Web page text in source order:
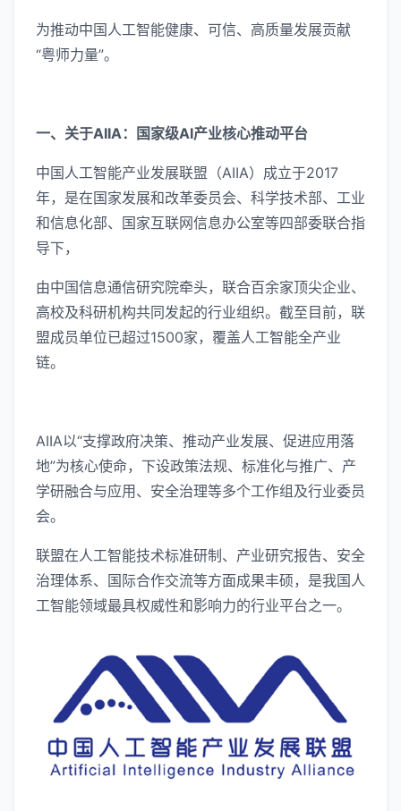
为推动中国人工智能健康、可信、高质量发展贡献
“粤师力量”。
一、关于AIIA：国家级AI产业核心推动平台
中国人工智能产业发展联盟（AIIA）成立于2017
年，是在国家发展和改革委员会、科学技术部、工业
和信息化部、国家互联网信息办公室等四部委联合指
导下，
由中国信息通信研究院牵头，联合百余家顶尖企业、
高校及科研机构共同发起的行业组织。截至目前，联
盟成员单位已超过1500家，覆盖人工智能全产业
链。
AIIA以“支撑政府决策、推动产业发展、促进应用落
地”为核心使命，下设政策法规、标准化与推广、产
学研融合与应用、安全治理等多个工作组及行业委员
会。
联盟在人工智能技术标准研制、产业研究报告、安全
治理体系、国际合作交流等方面成果丰硕，是我国人
工智能领域最具权威性和影响力的行业平台之一。